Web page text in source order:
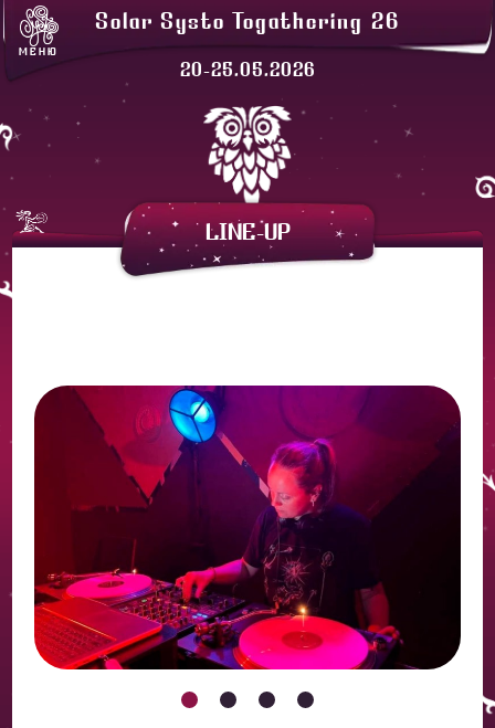
МЕНЮ
Solar Systo Togathering 26
20-25.05.2026
СОЛАРХЕЙМ
ЛАВКИ
LINE-UP